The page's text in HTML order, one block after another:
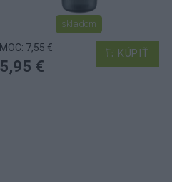
skladom
MOC: 7,55 €
5,95 €
KÚPIŤ